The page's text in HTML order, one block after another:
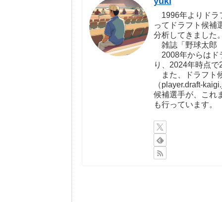
1996年よりドラ
ってドラフト候補
分析してきました
雑誌「野球太郎
2008年からはド
り、2024年時点
また、ドラフト
（player.draft-
候補選手が、これ
も行っています。